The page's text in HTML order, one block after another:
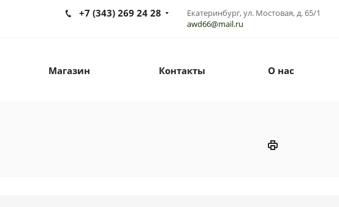
Екатеринбург, ул. Мостовая, д. 65/1
awd66@mail.ru
+7 (343) 269 24 28
Магазин Контакты О нас